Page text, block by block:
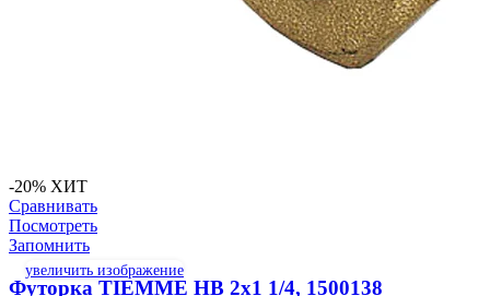
увеличить изображение
-20% ХИТ
Сравнивать
Посмотреть
Запомнить
Футорка TIEMME НВ 2х1 1/4, 1500138